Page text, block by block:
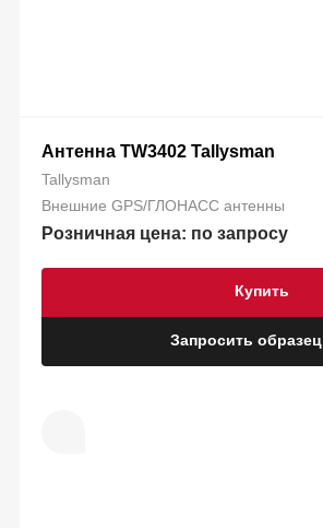
Антенна TW3402 Tallysman
Tallysman
Внешние GPS/ГЛОНАСС антенны
Розничная цена: по запросу
Запросить образец
Купить